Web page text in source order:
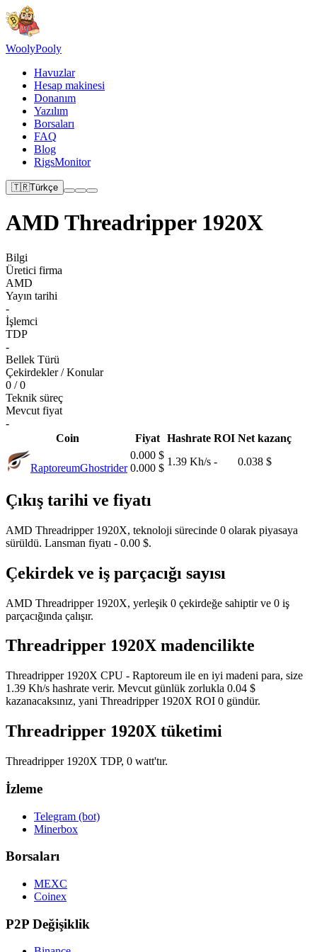
WoolyPooly
Havuzlar
Hesap makinesi
Donanım
Yazılım
Borsaları
FAQ
Blog
RigsMonitor
🇹🇷Türkçe
AMD Threadripper 1920X
Bilgi
Üretici firma
AMD
Yayın tarihi
-
İşlemci
TDP
-
Bellek Türü
Çekirdekler / Konular
0 / 0
Teknik süreç
Mevcut fiyat
-
Coin
Fiyat Hashrate ROI Net kazanç
RaptoreumGhostrider
0.000 $
0.000 $
1.39 Kh/s - 0.038 $
Çıkış tarihi ve fiyatı
AMD Threadripper 1920X, teknoloji sürecinde 0 olarak piyasaya
sürüldü. Lansman fiyatı - 0.00 $.
Çekirdek ve iş parçacığı sayısı
AMD Threadripper 1920X, yerleşik 0 çekirdeğe sahiptir ve 0 iş
parçacığında çalışır.
Threadripper 1920X madencilikte
Threadripper 1920X CPU - Raptoreum ile en iyi madeni para, size
1.39 Kh/s hashrate verir. Mevcut günlük zorlukla 0.04 $
kazanacaksınız, yani Threadripper 1920X ROI 0 gündür.
Threadripper 1920X tüketimi
Threadripper 1920X TDP, 0 watt'tır.
İzleme
Telegram (bot)
Minerbox
Borsaları
MEXC
Coinex
P2P Değişiklik